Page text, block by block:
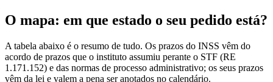
O mapa: em que estado o seu pedido está?
A tabela abaixo é o resumo de tudo. Os prazos do INSS vêm do
acordo de prazos que o instituto assumiu perante o STF (RE
1.171.152) e das normas de processo administrativo; os seus prazos
vêm da lei e valem a pena ser anotados no calendário.